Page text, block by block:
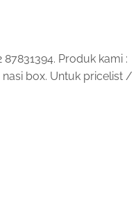
Produk kami :
box. Untuk pricelist /